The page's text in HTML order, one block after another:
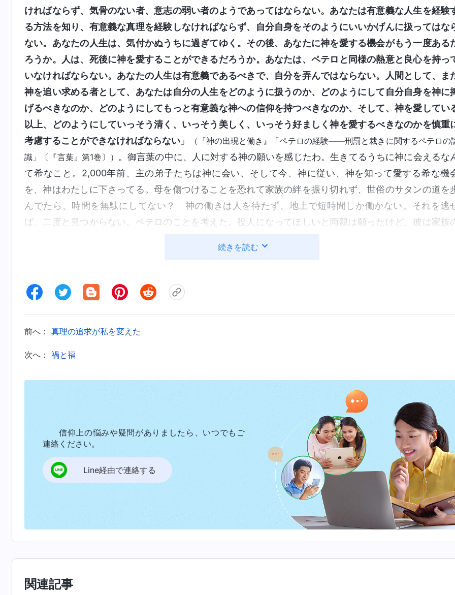
ければならず、気骨のない者、意志の弱い者のようであってはならない。あなたは有意義な人生を経験
る方法を知り、有意義な真理を経験しなければならず、自分自身をそのようにいいかげんに扱ってはな
ない。あなたの人生は、気付かぬうちに過ぎてゆく。その後、あなたに神を愛する機会がもう一度ある
ろうか。人は、死後に神を愛することができるだろうか。あなたは、ペテロと同様の熱意と良心を持っ
いなければならない。あなたの人生は有意義であるべきで、自分を弄んではならない。人間として、ま
神を追い求める者として、あなたは自分の人生をどのように扱うのか、どのようにして自分自身を神に
げるべきなのか、どのようにしてもっと有意義な神への信仰を持つべきなのか、そして、神を愛してい
以上、どのようにしていっそう清く、いっそう美しく、いっそう好ましく神を愛するべきなのかを慎重
考慮することができなければならない 」
（『神の出現と働き』「ペテロの経験――刑罰と裁きに関するペテロの
識」〔『言葉』第1巻〕） 。御言葉の中に、人に対する神の願いを感じたわ。生きてるうちに神に会えるな
て希なこと。2,000年前、主の弟子たちは神に会い、そして今、神に従い、神を知って愛する希な機
を、神はわたしに下さってる。母を傷つけることを恐れて家族の絆を振り切れず、世俗のサタンの道を
んでたら、時間を無駄にしてない？ 神の働きは人を待たず、地上で短時間しか働かない。それを逃
ば、二度と見つからない。ペテロのことを考えた。役人になってほしいと両親は願ったけど、彼は家族
比べものにならないけど、彼のように神を知り、愛さなければならない。それが何より有意義な人生。そ
冬休みの最終日、わたしは真剣な口調で母に言った。大学には戻らないって。母はこう言って叱った
したちを造ったのは神。だから神を崇めなきゃ。それが正しいことなの。聖書もこう教えてる。『世と世
第1の手紙 2:15）
えたければずっと仕えていられる。パパが早死にしたとき、わたしたちにはお金がなく、親戚にも見下さ
れた。わたしは何のために苦しんできたの？ あなたを大学に行かせて成功させ、いい暮らしを送らせる
ためよ！ 本当につらかったわ。もう少しでゴールなのに、あなたは棄権しようとしてる。どうしてママ
のことを傷つけるの？」それを聞いて弱気になった。「ママの言うとおり。大学に行けば、いい仕事に就
いてお金を稼げる。ママも見下されない」でもこう思った。「物に恵まれた暮らしを送り、他人に仰ぎ
られても、神の働きが終われば、このサタンの世は滅ぼされ、キリストの国だけが残り、享楽や虚栄は煙
と消える」そこで母に言った。「わたしたちは地上の客に過ぎない。どんな暮らしを送ろうと、神の救
の働きが終われば大災害が来て、そんな生活は滅ぼされる。お金があっても関係ないわ。主イエスは言
たとい人が全世界をもうけても、自分の命を損したら、なんの得になろうか。また、人は
（マタイによる福音書 16:26）
のよ」これを聞いてわかった。母の信仰は口先だけ。形勢を気にして、神からも世俗からも祝福を欲しが
続きを読む
前へ： 真理の追求が私を変えた
次へ： 禍と福
信仰上の悩みや疑問がありましたら、いつでもご
連絡ください。
Line経由で連絡する
関連記事